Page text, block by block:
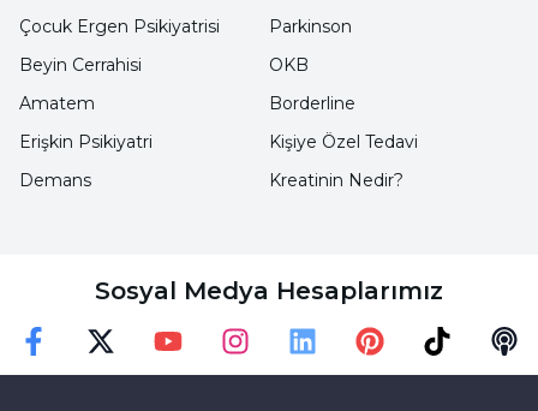
Sanatçı kişisel birikimlerini, bilinçaltını, yaşam
felsefesini, kollektif bilinçaltını harmanlar,
derinlerde yatan, işlenmemiş ham malzemeyi
deneyim, bilgi, ustalık ve estetik elementler
ilgili olarak hastayla konuşmazsak ne
anlatmaya çalıştığını tam olarak anlayamayız.
Çocuk Ergen Psikiyatrisi
Beyin Cerrahisi
Amatem
Erişkin Psikiyatri
Demans
Parkinson
OKB
Borderline
Kişiye Özel Tedavi
Kreatinin Nedir?
Sosyal Medya Hesaplarımız